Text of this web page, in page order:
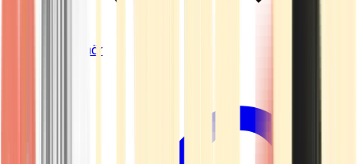
Vapes & Zubehör